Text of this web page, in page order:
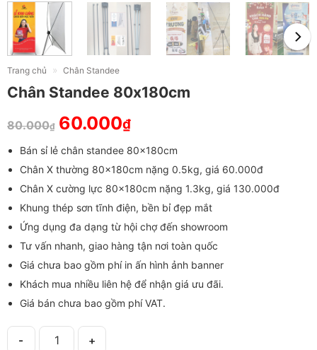
Trang chủ » Chân Standee
Chân Standee 80x180cm
80.000₫ 60.000₫
Bán sỉ lẻ chân standee 80x180cm
Chân X thường 80x180cm nặng 0.5kg, giá 60.000đ
Chân X cường lực 80x180cm nặng 1.3kg, giá 130.000đ
Khung thép sơn tĩnh điện, bền bỉ đẹp mắt
Ứng dụng đa dạng từ hội chợ đến showroom
Tư vấn nhanh, giao hàng tận nơi toàn quốc
Giá chưa bao gồm phí in ấn hình ảnh banner
Khách mua nhiều liên hệ để nhận giá ưu đãi.
Giá bán chưa bao gồm phí VAT.
Chân Standee 80x180cm số lượng